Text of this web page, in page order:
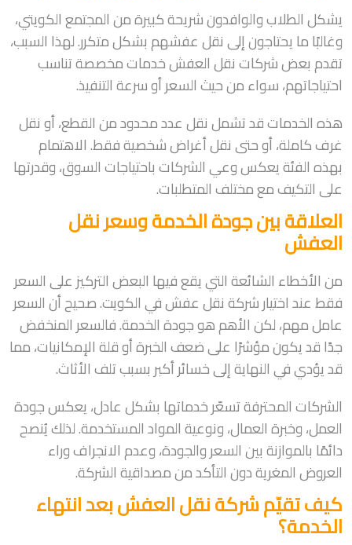
يشكل الطلاب والوافدون شريحة كبيرة من المجتمع الكويتي،
وغالبًا ما يحتاجون إلى نقل عفشهم بشكل متكرر. لهذا السبب،
تقدم بعض شركات نقل العفش خدمات مخصصة تناسب
احتياجاتهم، سواء من حيث السعر أو سرعة التنفيذ.
هذه الخدمات قد تشمل نقل عدد محدود من القطع، أو نقل
غرف كاملة، أو حتى نقل أغراض شخصية فقط. الاهتمام
بهذه الفئة يعكس وعي الشركات باحتياجات السوق، وقدرتها
على التكيف مع مختلف المتطلبات.
العلاقة بين جودة الخدمة وسعر نقل
العفش
من الأخطاء الشائعة التي يقع فيها البعض التركيز على السعر
فقط عند اختيار شركة نقل عفش في الكويت. صحيح أن السعر
عامل مهم، لكن الأهم هو جودة الخدمة. فالسعر المنخفض
جدًا قد يكون مؤشرًا على ضعف الخبرة أو قلة الإمكانيات، مما
قد يؤدي في النهاية إلى خسائر أكبر بسبب تلف الأثاث.
الشركات المحترفة تسعّر خدماتها بشكل عادل، يعكس جودة
العمل، وخبرة العمال، ونوعية المواد المستخدمة. لذلك يُنصح
دائمًا بالموازنة بين السعر والجودة، وعدم الانجراف وراء
العروض المغرية دون التأكد من مصداقية الشركة.
كيف تقيّم شركة نقل العفش بعد انتهاء
الخدمة؟